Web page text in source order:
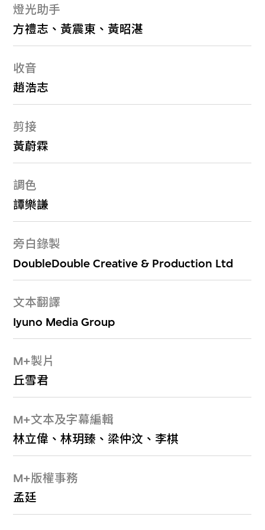
燈光助手
方禮志、黃震東、黃昭湛
收音
趙浩志
剪接
黃蔚霖
調色
譚樂謙
旁白錄製
DoubleDouble Creative & Production Ltd
文本翻譯
Iyuno Media Group
M+製片
丘雪君
M+文本及字幕編輯
林立偉、林玥臻、梁仲汶、李棋
M+版權事務
孟廷